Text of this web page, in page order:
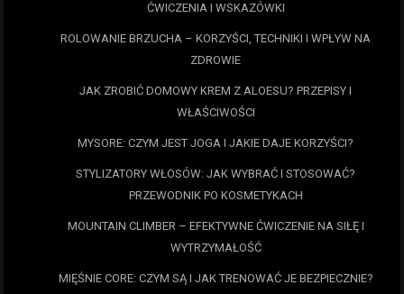
ĆWICZENIA I WSKAZÓWKI
ROLOWANIE BRZUCHA – KORZYŚCI, TECHNIKI I WPŁYW NA
ZDROWIE
JAK ZROBIĆ DOMOWY KREM Z ALOESU? PRZEPISY I
WŁAŚCIWOŚCI
MYSORE: CZYM JEST JOGA I JAKIE DAJE KORZYŚCI?
STYLIZATORY WŁOSÓW: JAK WYBRAĆ I STOSOWAĆ?
PRZEWODNIK PO KOSMETYKACH
MOUNTAIN CLIMBER – EFEKTYWNE ĆWICZENIE NA SIŁĘ I
WYTRZYMAŁOŚĆ
MIĘŚNIE CORE: CZYM SĄ I JAK TRENOWAĆ JE BEZPIECZNIE?